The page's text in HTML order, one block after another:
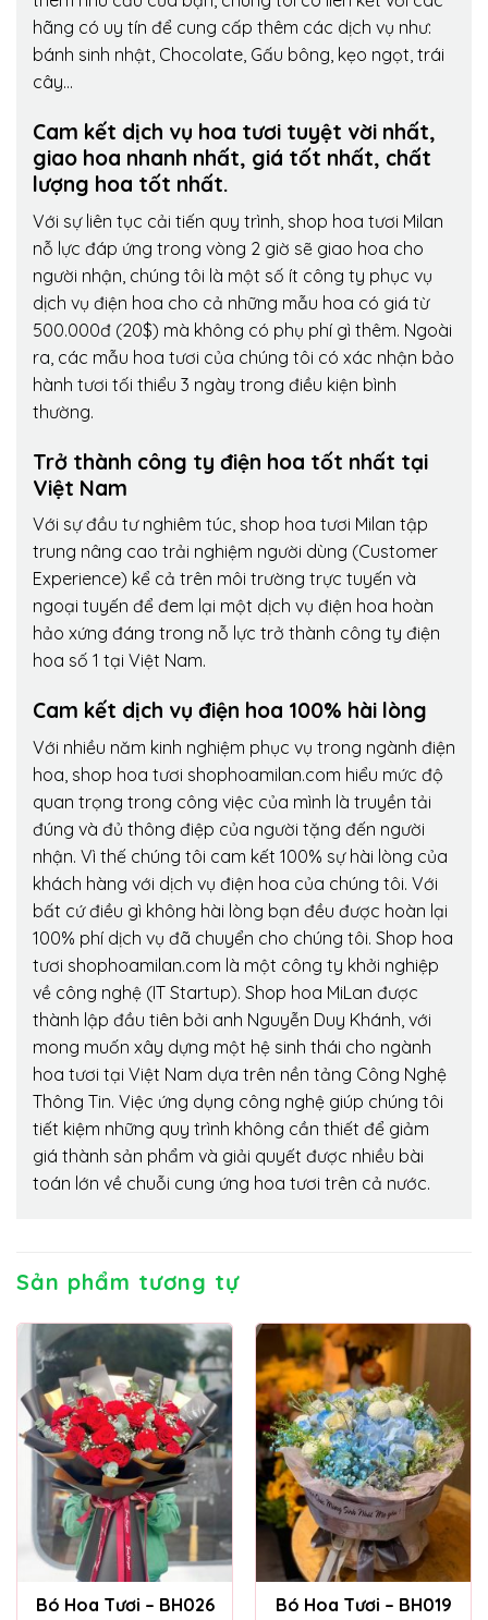
hãng có uy tín để cung cấp thêm các dịch vụ như:
bánh sinh nhật, Chocolate, Gấu bông, kẹo ngọt, trái
cây…
Cam kết dịch vụ hoa tươi tuyệt vời nhất,
giao hoa nhanh nhất, giá tốt nhất, chất
lượng hoa tốt nhất.
Với sự liên tục cải tiến quy trình, shop hoa tươi Milan
nỗ lực đáp ứng trong vòng 2 giờ sẽ giao hoa cho
người nhận, chúng tôi là một số ít công ty phục vụ
dịch vụ điện hoa cho cả những mẫu hoa có giá từ
500.000đ (20$) mà không có phụ phí gì thêm. Ngoài
ra, các mẫu hoa tươi của chúng tôi có xác nhận bảo
hành tươi tối thiểu 3 ngày trong điều kiện bình
thường.
Trở thành công ty điện hoa tốt nhất tại
Việt Nam
Với sự đầu tư nghiêm túc, shop hoa tươi Milan tập
trung nâng cao trải nghiệm người dùng (Customer
Experience) kể cả trên môi trường trực tuyến và
ngoại tuyến để đem lại một dịch vụ điện hoa hoàn
hảo xứng đáng trong nỗ lực trở thành công ty điện
hoa số 1 tại Việt Nam.
Cam kết dịch vụ điện hoa 100% hài lòng
Với nhiều năm kinh nghiệm phục vụ trong ngành điện
hoa, shop hoa tươi shophoamilan.com hiểu mức độ
quan trọng trong công việc của mình là truyền tải
đúng và đủ thông điệp của người tặng đến người
nhận. Vì thế chúng tôi cam kết 100% sự hài lòng của
khách hàng với dịch vụ điện hoa của chúng tôi. Với
bất cứ điều gì không hài lòng bạn đều được hoàn lại
100% phí dịch vụ đã chuyển cho chúng tôi. Shop hoa
tươi shophoamilan.com là một công ty khởi nghiệp
về công nghệ (IT Startup). Shop hoa MiLan được
thành lập đầu tiên bởi anh Nguyễn Duy Khánh, với
mong muốn xây dựng một hệ sinh thái cho ngành
hoa tươi tại Việt Nam dựa trên nền tảng Công Nghệ
Thông Tin. Việc ứng dụng công nghệ giúp chúng tôi
tiết kiệm những quy trình không cần thiết để giảm
giá thành sản phẩm và giải quyết được nhiều bài
toán lớn về chuỗi cung ứng hoa tươi trên cả nước.
Sản phẩm tương tự
Bó Hoa Tươi – BH026 Bó Hoa Tươi – BH019